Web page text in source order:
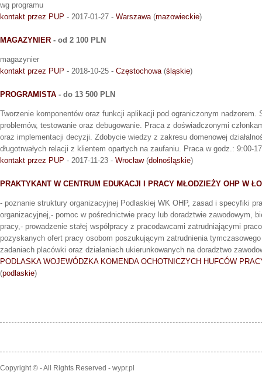
wg programu
kontakt przez PUP - 2017-01-27 - Warszawa(mazowieckie)
MAGAZYNIER - od 2 100 PLN
magazynier
kontakt przez PUP - 2018-10-25 - Częstochowa(śląskie)
PROGRAMISTA - do 13 500 PLN
Tworzenie komponentów oraz funkcji aplikacji pod ograniczonym nadzorem.
problemów, testowanie oraz debugowanie. Praca z doświadczonymi
oraz implementacji decyzji. Zdobycie wiedzy z zakresu domenowej
długotrwałych relacji z klientem opartych na zaufaniu. Praca w godz.: 9:00-
kontakt przez PUP - 2017-11-23 - Wrocław(dolnośląskie)
PRAKTYKANT W CENTRUM EDUKACJI I PRACY MŁODZIEŻY OHP W
- poznanie struktury organizacyjnej Podlaskiej WK OHP, zasad i specyfiki
organizacyjnej,- pomoc w pośrednictwie pracy lub doradztwie zawodowym,
pracy,- prowadzenie stałej współpracy z pracodawcami zatrudniającymi
pozyskanych ofert pracy osobom poszukującym zatrudnienia tymczasowego
zadaniach placówki oraz działaniach ukierunkowanych na doradztwo
PODLASKA WOJEWÓDZKA KOMENDA OCHOTNICZYCH HUFCÓW
(podlaskie)
Copyright © - All Rights Reserved - wypr.pl